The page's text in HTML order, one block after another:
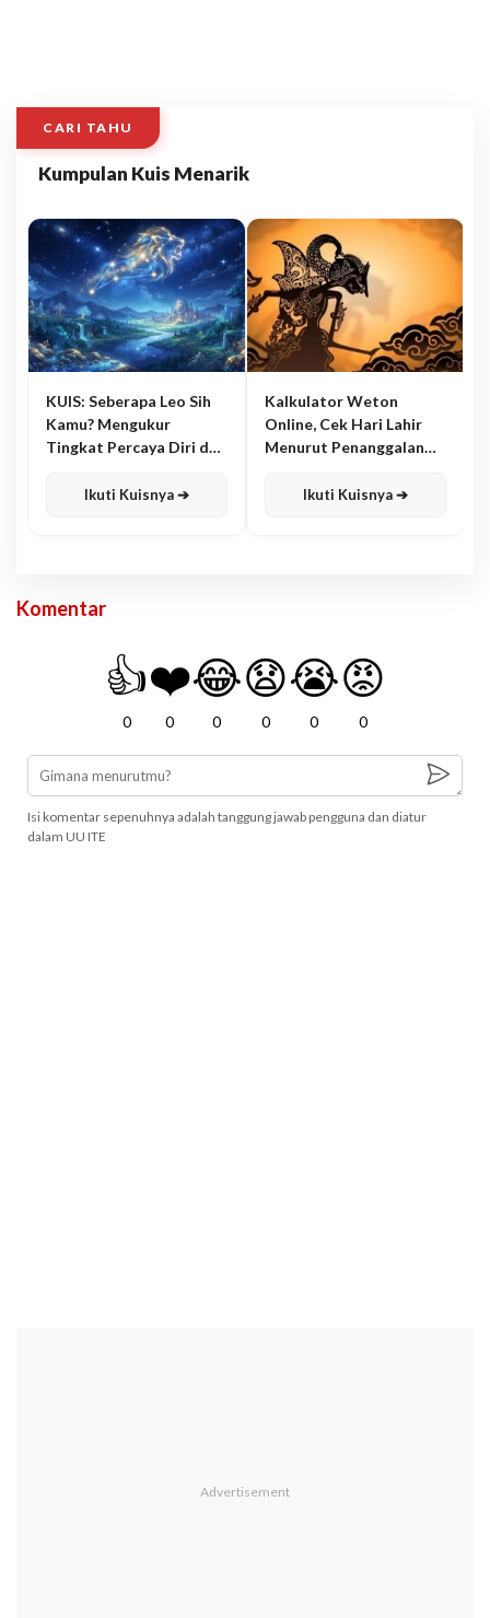
CARI TAHU
Kumpulan Kuis Menarik
KUIS: Seberapa Leo Sih
Kamu? Mengukur
Tingkat Percaya Diri dan
Ikuti Kuisnya ➔
Kalkulator Weton
Online, Cek Hari Lahir
Menurut Penanggalan
Ikuti Kuisnya ➔
Komentar
👍
0
❤️
0
😂
0
😧
0
😭
0
😡
0
Isi komentar sepenuhnya adalah tanggung jawab pengguna dan diatur
dalam UU ITE